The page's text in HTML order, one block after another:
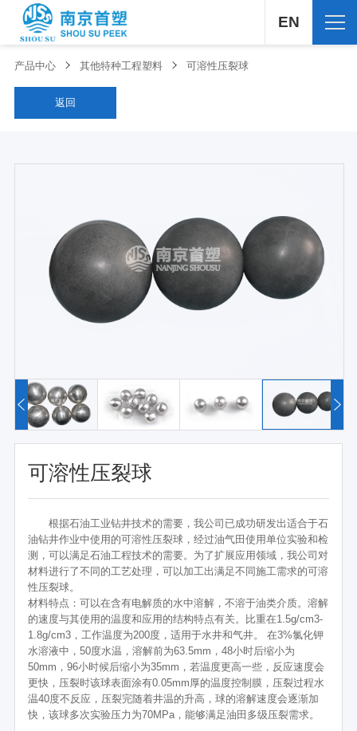
EN
产品中心 其他特种工程塑料 可溶性压裂球
返回
可溶性压裂球
根据石油工业钻井技术的需要，我公司已成功研发出适合于石
油钻井作业中使用的可溶性压裂球，经过油气田使用单位实验和检
测，可以满足石油工程技术的需要。为了扩展应用领域，我公司对
材料进行了不同的工艺处理，可以加工出满足不同施工需求的可溶
性压裂球。
材料特点：可以在含有电解质的水中溶解，不溶于油类介质。溶解
的速度与其使用的温度和应用的结构特点有关。比重在1.5g/cm3-
1.8g/cm3，工作温度为200度，适用于水井和气井。 在3%氯化钾
水溶液中，50度水温，溶解前为63.5mm，48小时后缩小为
50mm，96小时候后缩小为35mm，若温度更高一些，反应速度会
更快，压裂时该球表面涂有0.05mm厚的温度控制膜，压裂过程水
温40度不反应，压裂完随着井温的升高，球的溶解速度会逐渐加
快，该球多次实验压力为70MPa，能够满足油田多级压裂需求。